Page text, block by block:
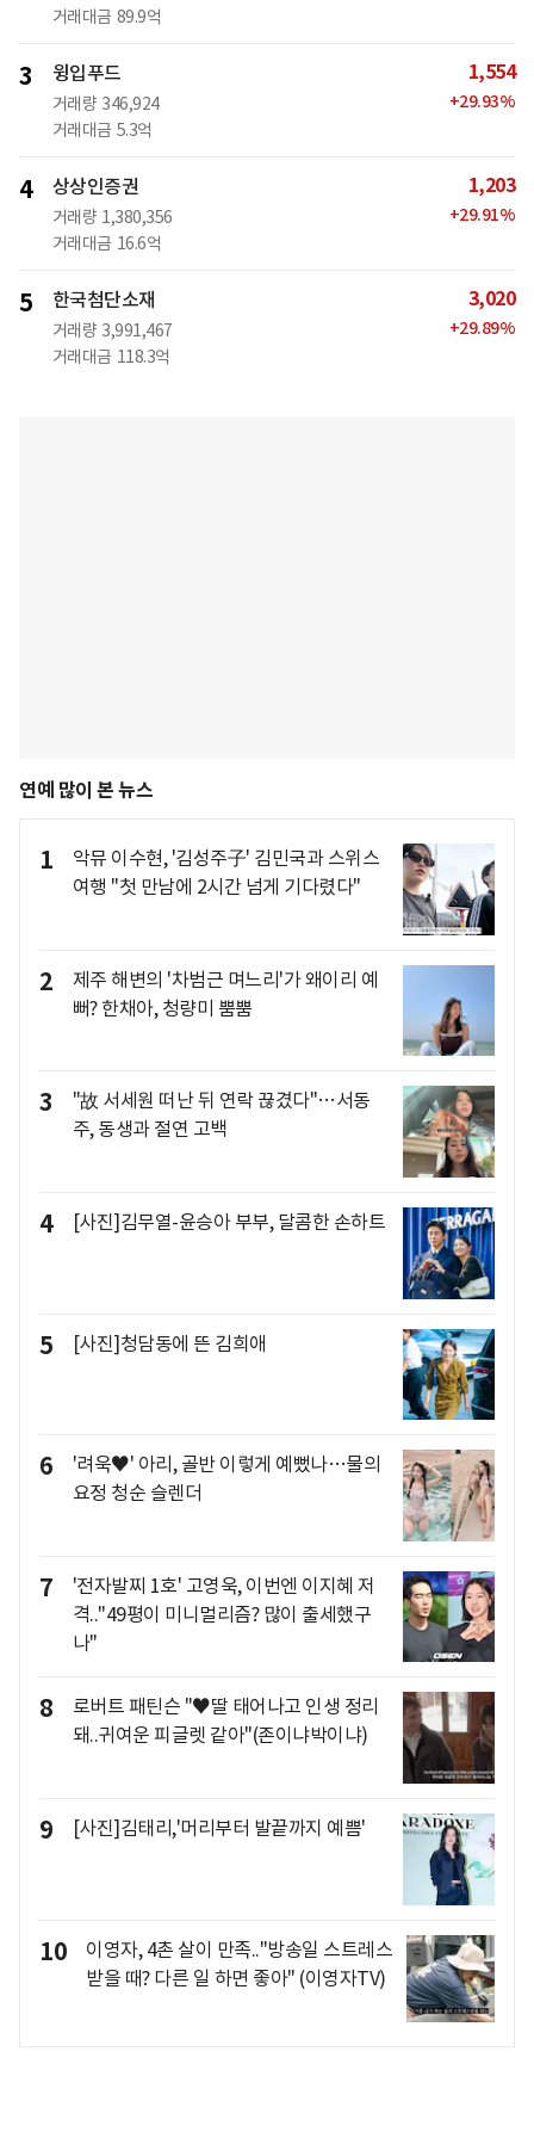
거래대금 89.9억
3 윙입푸드
거래량 346,924
거래대금 5.3억
1,554
+29.93%
4 상상인증권
거래량 1,380,356
거래대금 16.6억
1,203
+29.91%
5 한국첨단소재
거래량 3,991,467
거래대금 118.3억
3,020
+29.89%
연예 많이 본 뉴스
1
악뮤 이수현, '김성주子' 김민국과 스위스
여행 "첫 만남에 2시간 넘게 기다렸다"
2
제주 해변의 '차범근 며느리'가 왜이리 예
뻐? 한채아, 청량미 뿜뿜
3
"故 서세원 떠난 뒤 연락 끊겼다"…서동
주, 동생과 절연 고백
4 [사진]김무열-윤승아 부부, 달콤한 손하트
5 [사진]청담동에 뜬 김희애
6
'려욱♥' 아리, 골반 이렇게 예뻤나…물의
요정 청순 슬렌더
7
'전자발찌 1호' 고영욱, 이번엔 이지혜 저
격.."49평이 미니멀리즘? 많이 출세했구
나"
8
로버트 패틴슨 "♥딸 태어나고 인생 정리
돼..귀여운 피글렛 같아"(존이냐박이냐)
9 [사진]김태리,'머리부터 발끝까지 예쁨'
10
이영자, 4촌 살이 만족.."방송일 스트레스
받을 때? 다른 일 하면 좋아" (이영자TV)